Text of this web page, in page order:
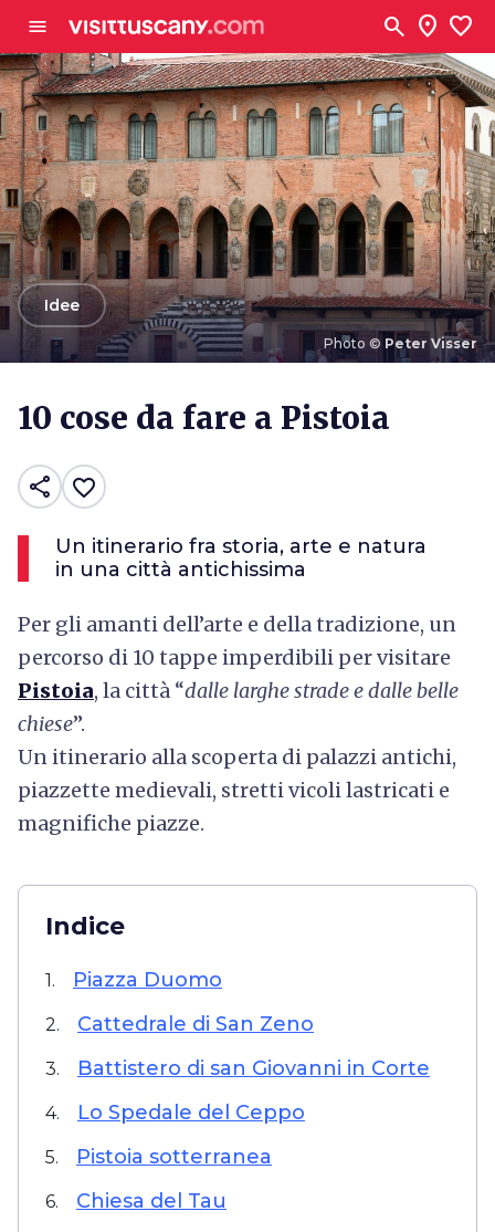
menu search location_on favorite
Photo © Peter Visser
arrow_backIdee
10 cose da fare a Pistoia
share favorite_border
Un itinerario fra storia, arte e natura
in una città antichissima
Per gli amanti dell’arte e della tradizione, un
percorso di 10 tappe imperdibili per visitare
Pistoia, la città “dalle larghe strade e dalle belle
chiese”.
Un itinerario alla scoperta di palazzi antichi,
piazzette medievali, stretti vicoli lastricati e
magnifiche piazze.
Indice
1. Piazza Duomo
2. Cattedrale di San Zeno
3. Battistero di san Giovanni in Corte
4. Lo Spedale del Ceppo
5. Pistoia sotterranea
6. Chiesa del Tau